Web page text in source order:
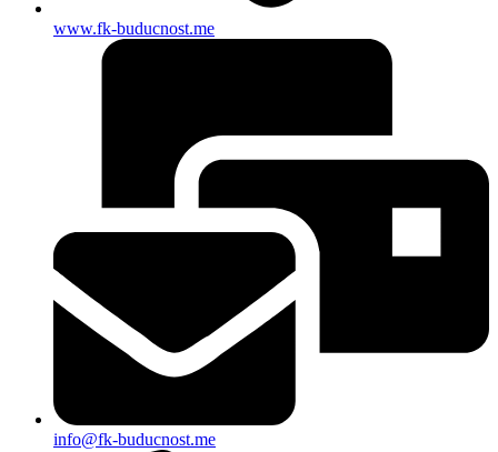
www.fk-buducnost.me
info@fk-buducnost.me